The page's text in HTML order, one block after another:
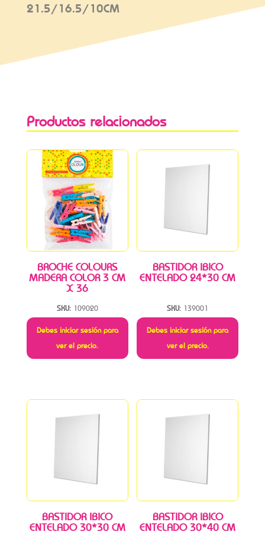
21.5/16.5/10CM
Productos relacionados
BROCHE COLOURS
MADERA COLOR 3 CM
X 36
SKU: 109020
Debes iniciar sesión para
ver el precio.
BASTIDOR IBICO
ENTELADO 24*30 CM
SKU: 139001
Debes iniciar sesión para
ver el precio.
BASTIDOR IBICO
ENTELADO 30*30 CM
BASTIDOR IBICO
ENTELADO 30*40 CM